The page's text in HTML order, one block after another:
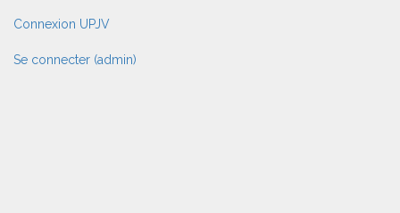
User
account
menu
Connexion UPJV
Se connecter (admin)